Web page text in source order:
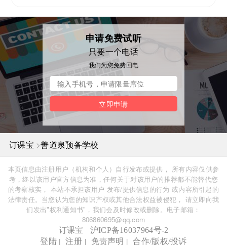
申请免费试听
只要一个电话
我们为您免费回电
立即申请
订课宝 >善道泉预备学校
本页信息由注册用户（机构和个人）自行发布或提供， 所有内容仅供参
考，终以该用户官方信息为准，任何关于对该用户的推荐都不能替代您
的考察核实， 本站不承担该用户 发布/提供信息的行为 或内容所引起的
法律责任。当您认为您的知识产权或其他合法权益被侵犯， 请立即向我
们发出"权利通知书"，我们会及时修改或删除。电子邮箱：
806860695@qq.com
订课宝
沪ICP备16037964号-2
登陆 | 注册 | 免责声明 | 合作/版权/投诉